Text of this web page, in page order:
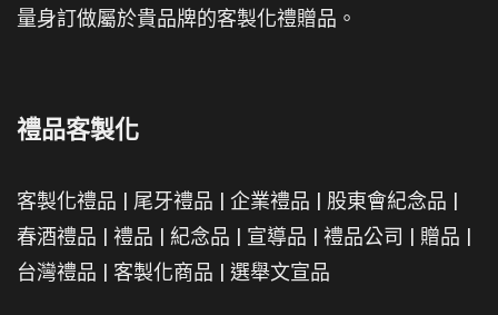
量身訂做屬於貴品牌的客製化禮贈品。
禮品客製化
客製化禮品 | 尾牙禮品 | 企業禮品 | 股東會紀念品 |
春酒禮品 | 禮品 | 紀念品 | 宣導品 | 禮品公司 | 贈品 |
台灣禮品 | 客製化商品 | 選舉文宣品